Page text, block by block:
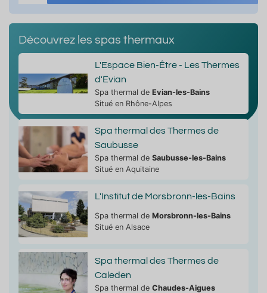
Découvrez les spas thermaux
L'Espace Bien-Être - Les Thermes
d'Evian
Spa thermal de Evian-les-Bains
Situé en Rhône-Alpes
Spa thermal des Thermes de
Saubusse
Spa thermal de Saubusse-les-Bains
Situé en Aquitaine
L'Institut de Morsbronn-les-Bains
Spa thermal de Morsbronn-les-Bains
Situé en Alsace
Spa thermal des Thermes de
Caleden
Spa thermal de Chaudes-Aigues